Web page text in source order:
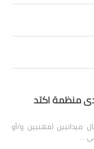
منظمة اكتد
ميدانيين (مهنيين و/أو
…